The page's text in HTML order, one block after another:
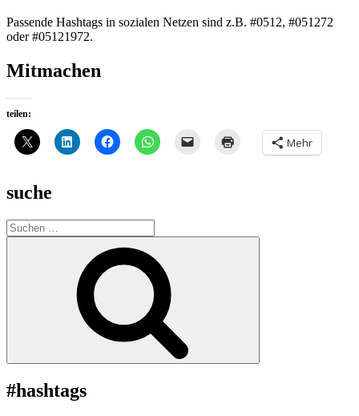
Passende Hashtags in sozialen Netzen sind z.B. #0512, #051272
oder #05121972.
Mitmachen
teilen:
Mehr
suche
Suche
nach:
#hashtags